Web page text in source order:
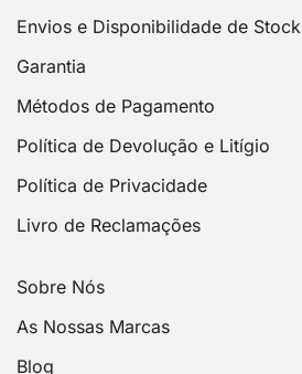
Envios e Disponibilidade de Stock
Garantia
Métodos de Pagamento
Política de Devolução e Litígio
Política de Privacidade
Livro de Reclamações
Sobre Nós
As Nossas Marcas
Blog